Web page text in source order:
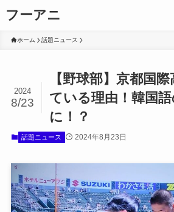
フーアニ
ホーム 話題ニュース
【野球部】京都国
ている理由！韓国
に！？
2024
8/23
話題ニュース 2024年8月23日